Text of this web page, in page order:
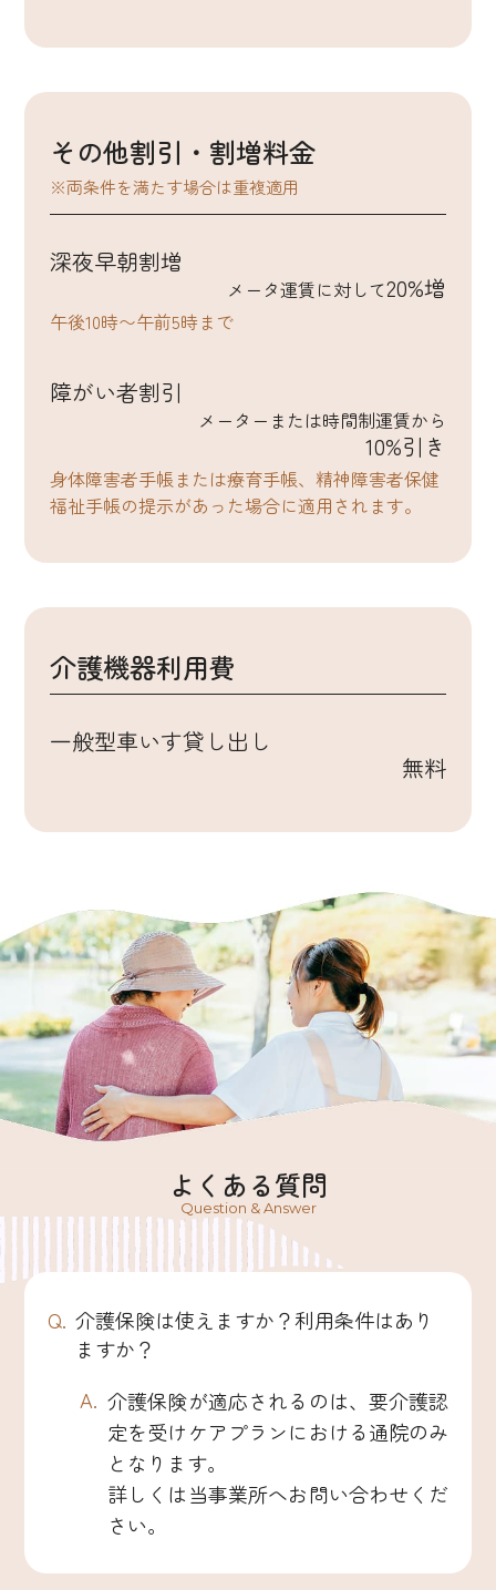
その他割引・割増料金
※両条件を満たす場合は重複適用
深夜早朝割増
メータ運賃に対して20%増
午後10時〜午前5時まで
障がい者割引
メーターまたは時間制運賃から
10%引き
身体障害者手帳または療育手帳、精神障害者保健
福祉手帳の提示があった場合に適用されます。
介護機器利用費
一般型車いす貸し出し
無料
よくある質問
Question & Answer
介護保険は使えますか？利用条件はあり
ますか？
介護保険が適応されるのは、要介護認
定を受けケアプランにおける通院のみ
となります。
詳しくは当事業所へお問い合わせくだ
さい。